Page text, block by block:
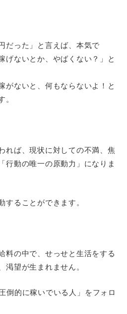
だった」と言えば、本気で
げないとか、やばくない？」と
がないと、何もならないよ！と
。
れば、現状に対しての不満、焦
行動の唯一の原動力」になりま
することができます。
料の中で、せっせと生活をする
渇望が生まれません。
倒的に稼いでいる人」をフォロ